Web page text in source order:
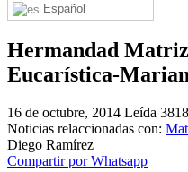
Español
Hermandad
Eucarística-
16 de octubre, 2014 Leída
Noticias relaccionadas con:
Diego Ramírez
Compartir por Whatsapp
¡Bienvenido! Soy el
¿Cuándo es la romería del
¿Cuántas hermandades